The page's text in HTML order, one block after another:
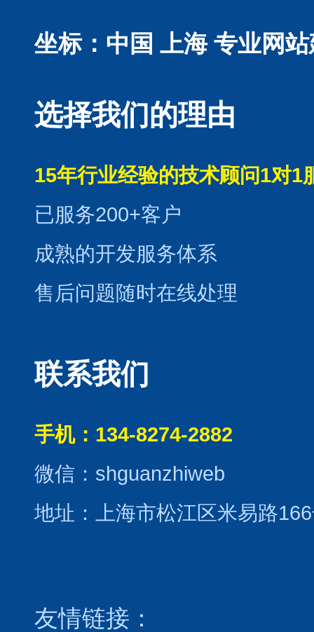
坐标：中国 上海 专业网
选择我们的理由
15年行业经验的技术顾问1对1
已服务200+客户
成熟的开发服务体系
售后问题随时在线处理
联系我们
手机：134-8274-2882
微信：shguanzhiweb
地址：上海市松江区米易路
友情链接：